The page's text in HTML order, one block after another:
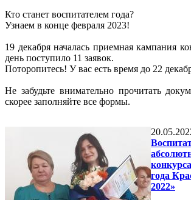
Кто станет воспитателем года?
Узнаем в конце февраля 2023!
19 декабря началась приемная кампания
день поступило 11 заявок.
Поторопитесь! У вас есть время до 22
Не забудьте внимательно прочитать
скорее заполняйте все формы.
года
2022»